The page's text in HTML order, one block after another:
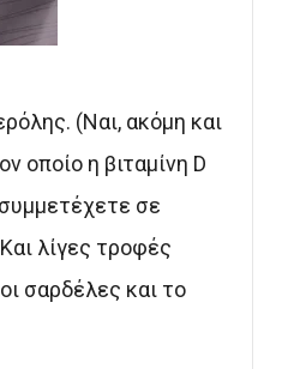
(Ναι, ακόμη και
οποίο η βιταμίνη D
σε
λίγες τροφές
σαρδέλες και το